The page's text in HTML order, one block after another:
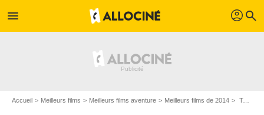
menu profil search
Accueil Meilleurs films Meilleurs films aventure Meilleurs films de 2014 Top films aventure de 2014